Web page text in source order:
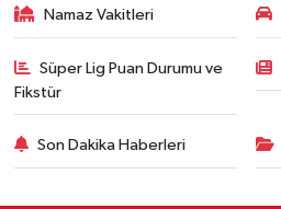
Namaz Vakitleri
Süper Lig Puan Durumu ve
Fikstür
Son Dakika Haberleri